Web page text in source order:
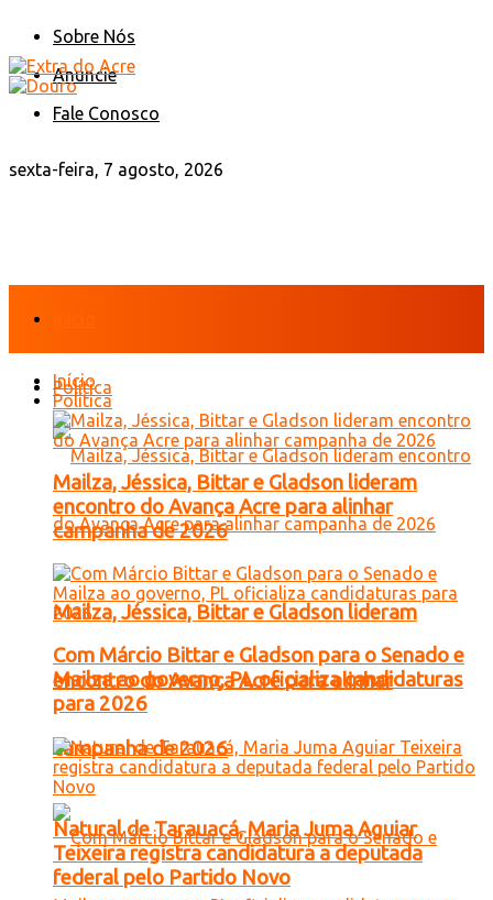
Sobre Nós
Anuncie
Fale Conosco
sexta-feira, 7 agosto, 2026
Política
Mailza, Jéssica, Bittar e Gladson lideram
encontro do Avança Acre para alinhar
campanha de 2026
Início
Política
Mailza, Jéssica, Bittar e Gladson lideram
encontro do Avança Acre para alinhar
campanha de 2026
Com Márcio Bittar e Gladson para o Senado e
Mailza ao governo, PL oficializa candidaturas
para 2026
Natural de Tarauacá, Maria Juma Aguiar
Teixeira registra candidatura a deputada
federal pelo Partido Novo